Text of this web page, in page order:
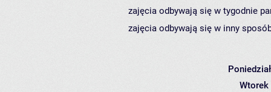
zajęcia odbywają się w tygodnie
zajęcia odbywają się w inny
Wtorek